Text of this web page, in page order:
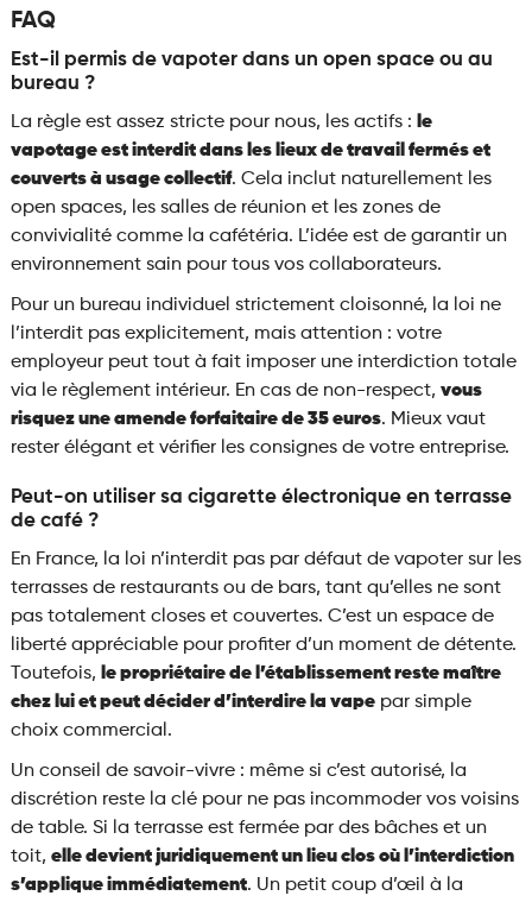
FAQ
Est-il permis de vapoter dans un open space ou au
bureau ?
La règle est assez stricte pour nous, les actifs : le
vapotage est interdit dans les lieux de travail fermés et
couverts à usage collectif. Cela inclut naturellement les
open spaces, les salles de réunion et les zones de
convivialité comme la cafétéria. L’idée est de garantir un
environnement sain pour tous vos collaborateurs.
Pour un bureau individuel strictement cloisonné, la loi ne
l’interdit pas explicitement, mais attention : votre
employeur peut tout à fait imposer une interdiction totale
via le règlement intérieur. En cas de non-respect, vous
risquez une amende forfaitaire de 35 euros. Mieux vaut
rester élégant et vérifier les consignes de votre entreprise.
Peut-on utiliser sa cigarette électronique en terrasse
de café ?
En France, la loi n’interdit pas par défaut de vapoter sur les
terrasses de restaurants ou de bars, tant qu’elles ne sont
pas totalement closes et couvertes. C’est un espace de
liberté appréciable pour profiter d’un moment de détente.
Toutefois, le propriétaire de l’établissement reste maître
chez lui et peut décider d’interdire la vapepar simple
choix commercial.
Un conseil de savoir-vivre : même si c’est autorisé, la
discrétion reste la clé pour ne pas incommoder vos voisins
de table. Si la terrasse est fermée par des bâches et un
toit, elle devient juridiquement un lieu clos où l’interdiction
s’applique immédiatement. Un petit coup d’œil à la